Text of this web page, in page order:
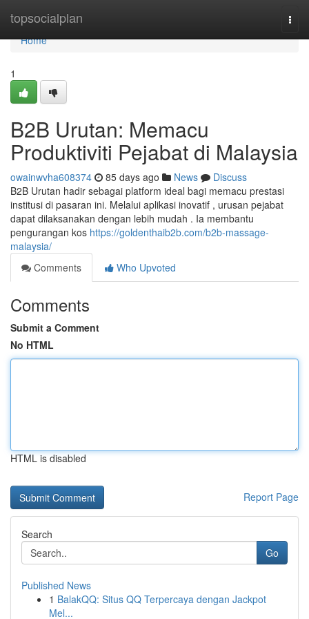
topsocialplan
Home
Home
1
B2B Urutan: Memacu
Produktiviti Pejabat di Malaysia
owainwvha608374 85 days ago News
Discuss
B2B Urutan hadir sebagai platform ideal bagi memacu prestasi
institusi di pasaran ini. Melalui aplikasi inovatif , urusan pejabat
dapat dilaksanakan dengan lebih mudah . Ia membantu
pengurangan kos https://goldenthaib2b.com/b2b-massage-
malaysia/
Comments
Who Upvoted
Comments
Submit a Comment
No HTML
HTML is disabled
Report Page
Search
Go
Published News
1 BalakQQ: Situs QQ Terpercaya dengan Jackpot
Mel...